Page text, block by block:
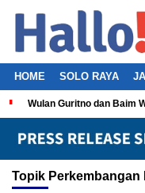
HOME SOLO RAYA
Wulan Guritno dan Baim
Topik Perkembangan